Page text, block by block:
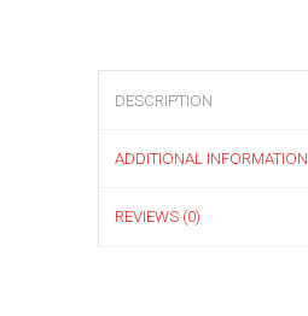
DESCRIPTION
ADDITIONAL INFORMATION
REVIEWS (0)